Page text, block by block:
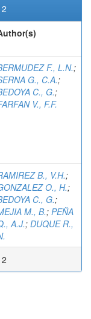
F., L.N.;
G., C.A.;
C., G.;
V., F.F.
B., V.H.;
O., H.;
C., G.;
M., B.; PEÑA
A.J.; DUQUE R.,